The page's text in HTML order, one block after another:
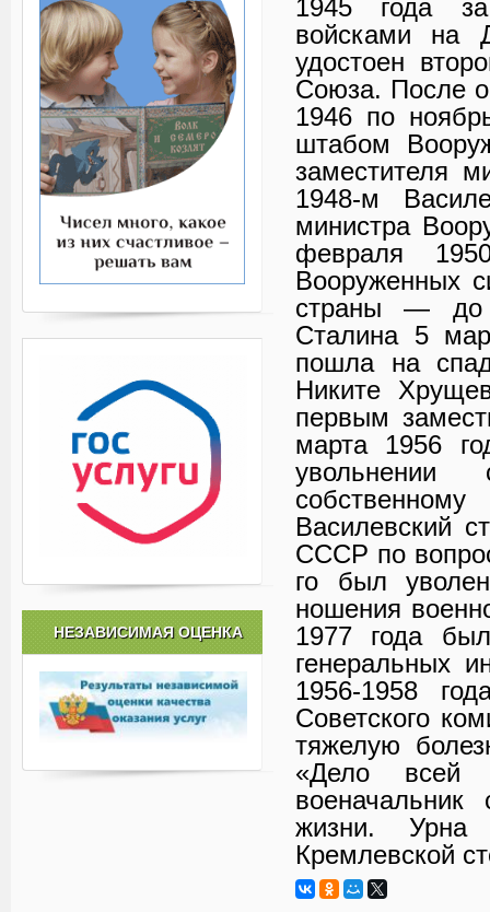
1945 года за
войсками на
удостоен
Союза. После
1946 по
штабом
заместителя
1948-м
министра
февраля
Вооруженных
страны — до
Сталина 5
пошла на
Никите
первым
марта 1956
Василевский
СССР по
го был
ношения
1977 года
генеральных
1956-1958
Советского
тяжелую
«Дело всей
жизни.
Кремлевской
НЕЗАВИСИМАЯ ОЦЕНКА